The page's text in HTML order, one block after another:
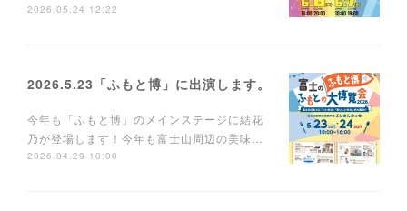
2026.05.24 12:22
2026.5.23「ふもと博」に出演します。
今年も「ふもと博」のメインステージに結花
乃が登場します！今年も富士山周辺の美味…
2026.04.29 10:00